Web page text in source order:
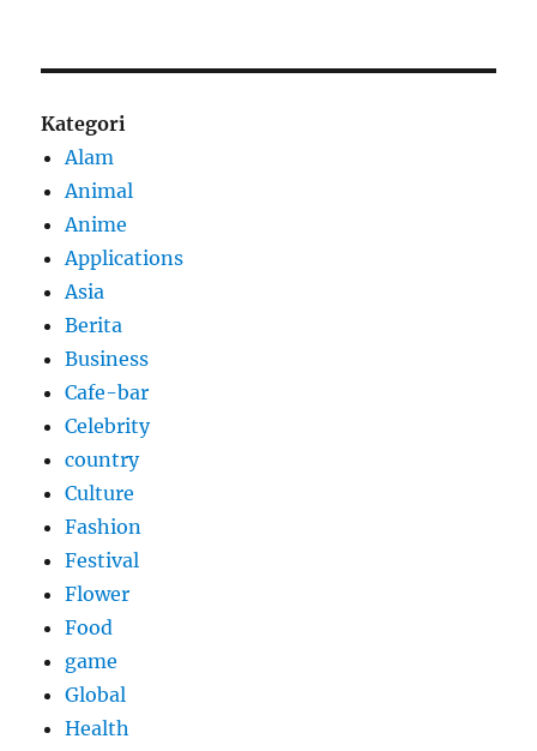
Kategori
Alam
Animal
Anime
Applications
Asia
Berita
Business
Cafe-bar
Celebrity
country
Culture
Fashion
Festival
Flower
Food
game
Global
Health